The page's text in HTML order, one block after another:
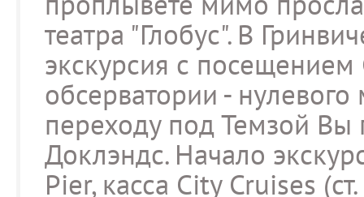
театра "Глобус". В
экскурсия с
обсерватории -
переходу под Темзой Вы
Доклэндс. Начало
Pier, касса City Cruises